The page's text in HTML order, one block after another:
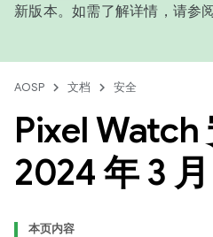
新版本。如需了解详情，请参阅
AOSP 文档 安全
Pixel Watch
2024 年 3 月
本页内容